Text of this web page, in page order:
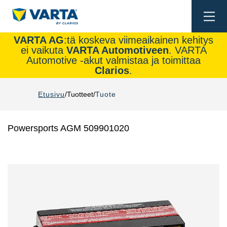
VARTA AG:tä koskeva viimeaikainen kehitys
ei vaikuta VARTA Automotiveen. VARTA
Automotive -akut valmistaa ja toimittaa
Clarios.
Etusivu Tuotteet Tuote
Powersports AGM 509901020